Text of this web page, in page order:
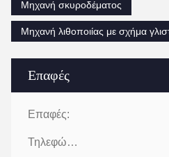
Επαφές
Επαφές:
Τηλεφώνημα:
Μηχανή σκυροδέματος
Μηχανή λιθοποιίας με σχήμα